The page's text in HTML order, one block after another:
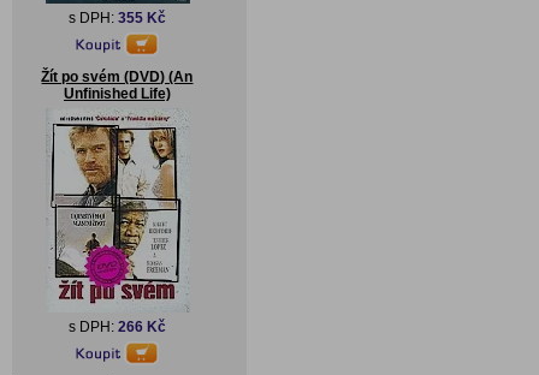
s DPH: 355 Kč
Žít po svém (DVD) (An
Unfinished Life)
s DPH: 266 Kč